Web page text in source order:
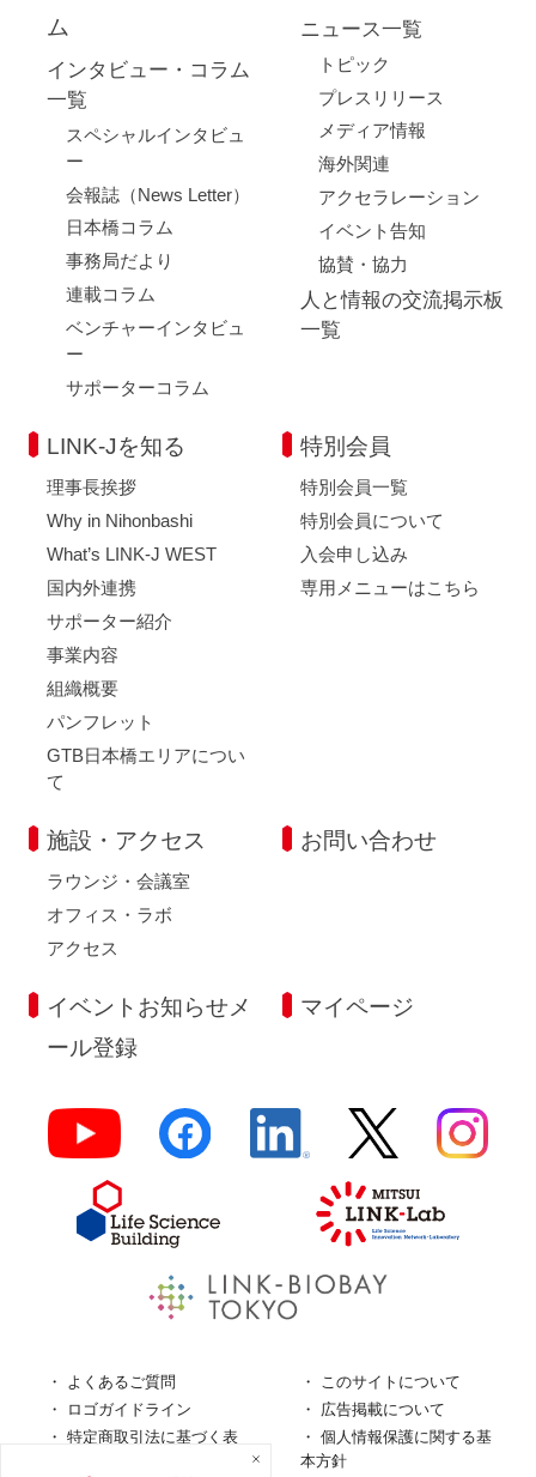
ム
インタビュー・コラム
一覧
スペシャルインタビュ
ー
会報誌（News Letter）
日本橋コラム
事務局だより
連載コラム
ベンチャーインタビュ
ー
サポーターコラム
ニュース一覧
トピック
プレスリリース
メディア情報
海外関連
アクセラレーション
イベント告知
協賛・協力
人と情報の交流掲示板
一覧
LINK-Jを知る
理事長挨拶
Why in Nihonbashi
What’s LINK-J WEST
国内外連携
サポーター紹介
事業内容
組織概要
パンフレット
GTB日本橋エリアについ
て
特別会員
特別会員一覧
特別会員について
入会申し込み
専用メニューはこちら
施設・アクセス
ラウンジ・会議室
オフィス・ラボ
アクセス
お問い合わせ
イベントお知らせメ
ール登録
マイページ
よくあるご質問
このサイトについて
ロゴガイドライン
広告掲載について
特定商取引法に基づく表
個人情報保護に関する基
本方針